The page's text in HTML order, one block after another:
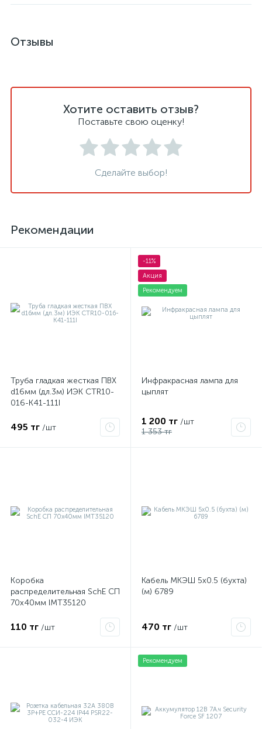
Отзывы
Хотите оставить отзыв?
Поставьте свою оценку!
Сделайте выбор!
Рекомендации
Труба гладкая жесткая ПВХ
d16мм (дл.3м) ИЭК CTR10-
016-K41-111I
495 тг /шт
-11%
Акция
Рекомендуем
Инфракрасная лампа для
цыплят
1 200 тг /шт
1 353 тг
Коробка
распределительная SchE СП
70х40мм IMT35120
110 тг /шт
Кабель МКЭШ 5х0.5 (бухта)
(м) 6789
470 тг /шт
Рекомендуем